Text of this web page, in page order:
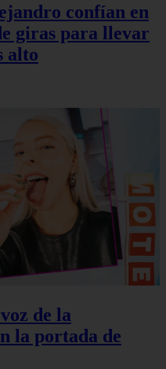
confían en
giras para llevar
alto
de la
la portada de